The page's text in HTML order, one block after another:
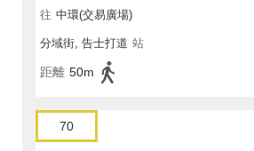
往 中環(交易廣場)
分域街, 告士打道 站
距離 50m
70